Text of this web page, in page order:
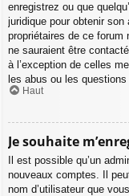
enregistrez ou que
juridique pour obtenir
propriétaires de ce forum
ne sauraient être
à l’exception de celles
les abus ou les
Haut
Je souhaite
Il est possible qu’un
nouveaux comptes. Il
nom d’utilisateur que